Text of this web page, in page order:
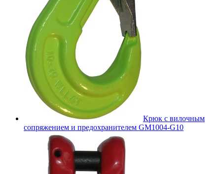
Крюк с вилочным
сопряжением и предохранителем GM1004-G10